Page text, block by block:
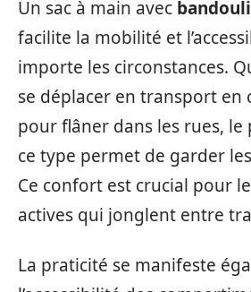
Un sac à main avec
facilite la mobilité et
importe les circonstances.
se déplacer en transport en
pour flâner dans les rues, le
ce type permet de garder
Ce confort est crucial pour
actives qui jonglent entre
La praticité se manifeste